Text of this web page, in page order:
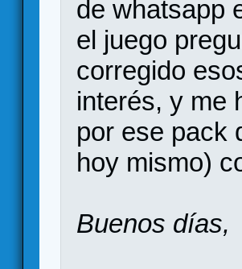
de whatsapp
el juego
corregido
interés, y me
por ese pack
hoy mismo)
Buenos días,